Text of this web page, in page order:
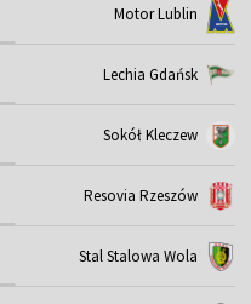
Motor Lublin
Lechia Gdańsk
Sokół Kleczew
Resovia Rzeszów
Stal Stalowa Wola